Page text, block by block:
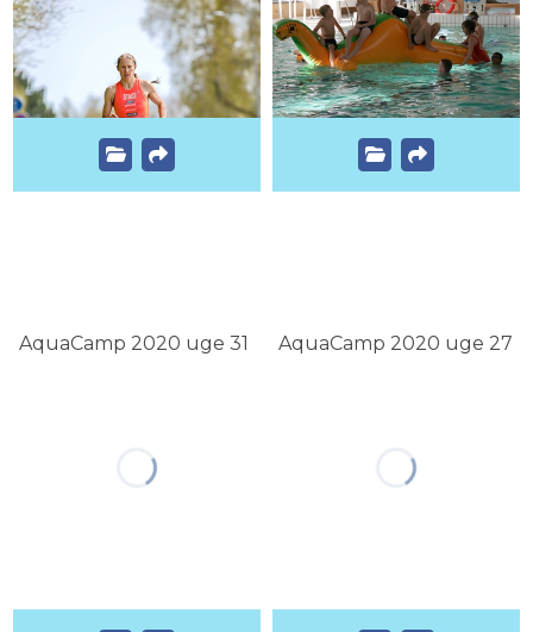
AquaCamp 2020 uge 31 AquaCamp 2020 uge 27